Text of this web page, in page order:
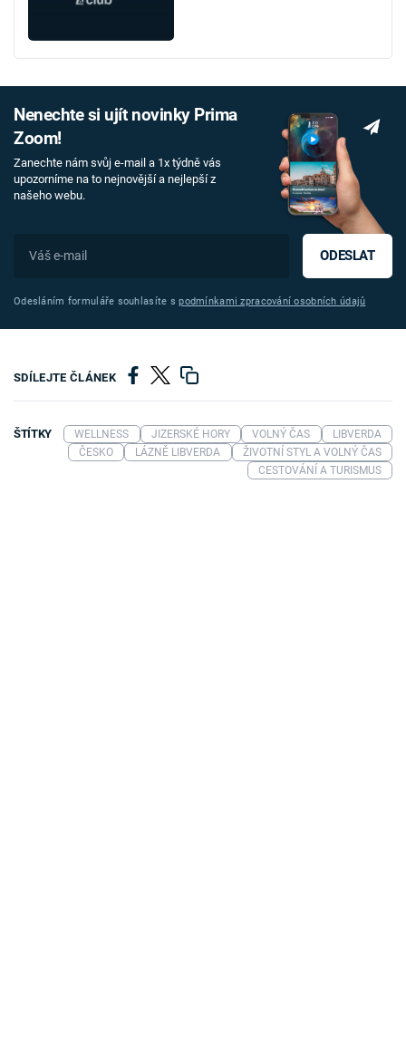
Nenechte si ujít novinky Prima
Zoom!
Zanechte nám svůj e-mail a 1x týdně vás
upozorníme na to nejnovější a nejlepší z
našeho webu.
ODESLAT
Odesláním formuláře souhlasíte spodmínkami zpracování osobních údajů
SDÍLEJTE ČLÁNEK
ŠTÍTKY WELLNESS JIZERSKÉ HORY VOLNÝ ČAS
LIBVERDA
ČESKO
LÁZNĚ LIBVERDA
ŽIVOTNÍ STYL A VOLNÝ ČAS
CESTOVÁNÍ A TURISMUS